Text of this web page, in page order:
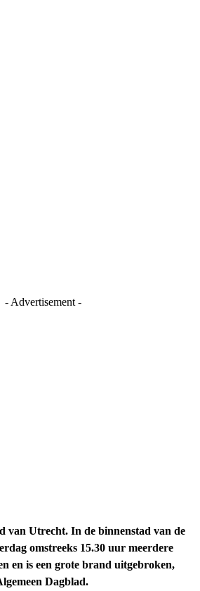
- Advertisement -
van Utrecht. In de binnenstad van de
omstreeks 15.30 uur meerdere
en is een grote brand uitgebroken,
Dagblad.